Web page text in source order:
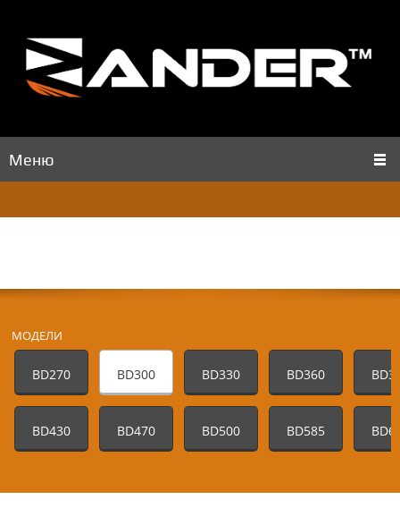
Меню
МОДЕЛИ
BD270 BD300 BD330 BD360
BD430 BD470 BD500 BD585